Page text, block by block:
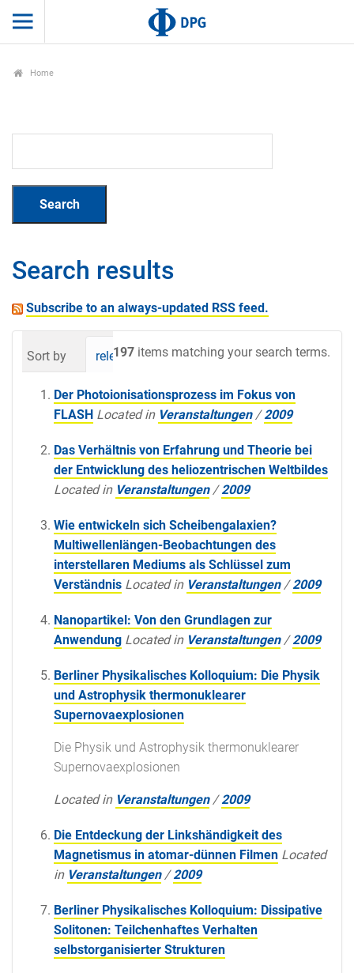
Home
Search results
Subscribe to an always-updated RSS feed.
197 items matching your search terms.
Sort by relevance date (newest first)
Der Photoionisationsprozess im Fokus von
FLASH Located in Veranstaltungen /2009
Das Verhältnis von Erfahrung und Theorie bei
der Entwicklung des heliozentrischen Weltbildes
Located in Veranstaltungen /2009
Wie entwickeln sich Scheibengalaxien?
Multiwellenlängen-Beobachtungen des
interstellaren Mediums als Schlüssel zum
Verständnis Located in Veranstaltungen /2009
Nanopartikel: Von den Grundlagen zur
Anwendung Located in Veranstaltungen /2009
Berliner Physikalisches Kolloquium: Die Physik
und Astrophysik thermonuklearer
Supernovaexplosionen
Die Physik und Astrophysik thermonuklearer
Supernovaexplosionen
Located in Veranstaltungen /2009
Die Entdeckung der Linkshändigkeit des
Magnetismus in atomar-dünnen Filmen Located
in Veranstaltungen /2009
Berliner Physikalisches Kolloquium: Dissipative
Solitonen: Teilchenhaftes Verhalten
selbstorganisierter Strukturen